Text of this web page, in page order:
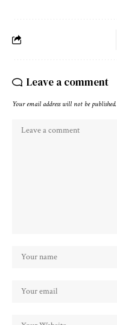
Leave a comment
Your email address will not be published.